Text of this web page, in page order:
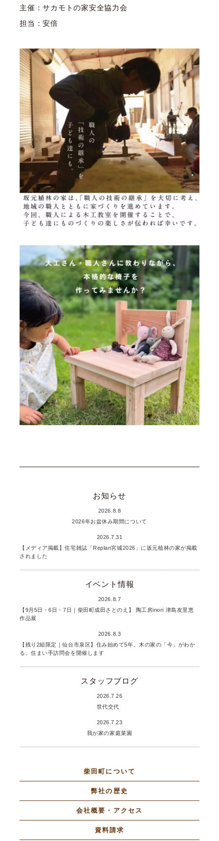
主催：サカモトの家安全協力会
担当：安倍
お知らせ
2026.8.8
2026年お盆休み期間について
2026.7.31
【メディア掲載】住宅雑誌「Replan宮城2026」に坂元植林の家が掲載
されました
イベント情報
2026.8.7
【9月5日・6日・7日｜柴田町成田さとのえ】 陶工房inori 津島友里恵
作品展
2026.8.3
【残り2組限定｜仙台市泉区】住み始めて5年。木の家の「今」がわか
る、住まい手訪問会を開催します
スタッフブログ
2026.7.26
世代交代
2026.7.23
我が家の家庭菜園
柴田町について
弊社の歴史
会社概要・アクセス
資料請求